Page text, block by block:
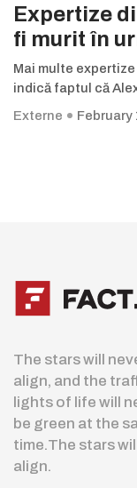
Expertize
fi murit în
Mai multe
indică faptul că
Externe
February
The stars will
align, and the
lights of life will
be green at the
time.The stars
align.